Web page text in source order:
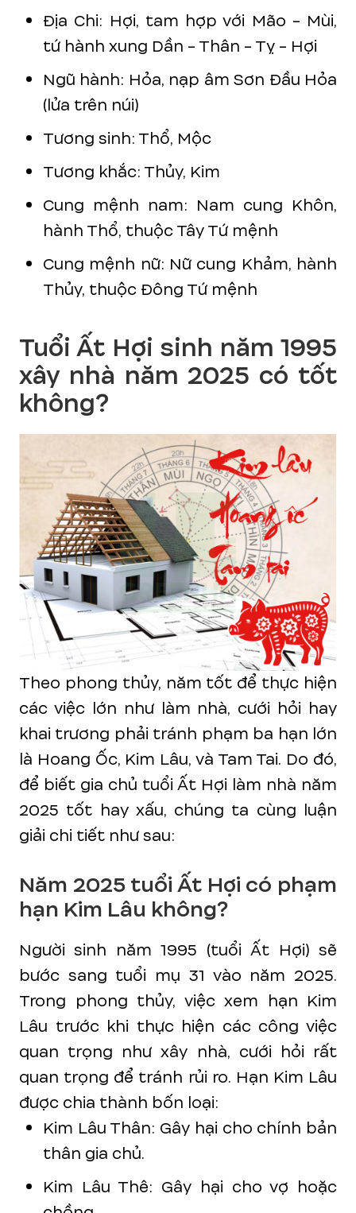
Địa Chi: Hợi, tam hợp với Mão - Mùi,
tứ hành xung Dần - Thân - Tỵ - Hợi
Ngũ hành: Hỏa, nạp âm Sơn Đầu Hỏa
(lửa trên núi)
Tương sinh: Thổ, Mộc
Tương khắc: Thủy, Kim
Cung mệnh nam: Nam cung Khôn,
hành Thổ, thuộc Tây Tứ mệnh
Cung mệnh nữ: Nữ cung Khảm, hành
Thủy, thuộc Đông Tứ mệnh
Tuổi Ất Hợi sinh năm 1995
xây nhà năm 2025 có tốt
không?
Theo phong thủy, năm tốt để thực hiện
các việc lớn như làm nhà, cưới hỏi hay
khai trương phải tránh phạm ba hạn lớn
là Hoang Ốc, Kim Lâu, và Tam Tai. Do đó,
để biết gia chủ tuổi Ất Hợi làm nhà năm
2025 tốt hay xấu, chúng ta cùng luận
giải chi tiết như sau:
Năm 2025 tuổi Ất Hợi có phạm
hạn Kim Lâu không?
Người sinh năm 1995 (tuổi Ất Hợi) sẽ
bước sang tuổi mụ 31 vào năm 2025.
Trong phong thủy, việc xem hạn Kim
Lâu trước khi thực hiện các công việc
quan trọng như xây nhà, cưới hỏi rất
quan trọng để tránh rủi ro. Hạn Kim Lâu
được chia thành bốn loại:
Kim Lâu Thân: Gây hại cho chính bản
thân gia chủ.
Kim Lâu Thê: Gây hại cho vợ hoặc